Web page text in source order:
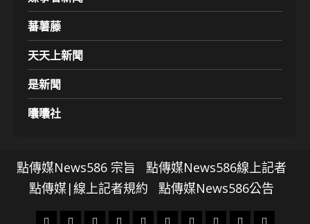
蕃薯藤
天天上新聞
是新聞
囔囔社
點傳媒News586 宗旨
點傳媒News586線上記者
點傳媒|線上記者規約
點傳媒News586公告
頭 財 地 文 專 娛 政 國 運 生